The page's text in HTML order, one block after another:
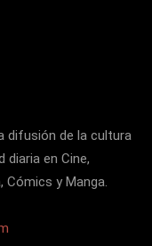
difusión de la cultura
diaria en Cine,
Cómics y Manga.